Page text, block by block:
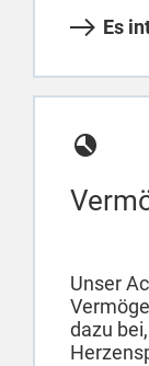
Es
Unser
dazu